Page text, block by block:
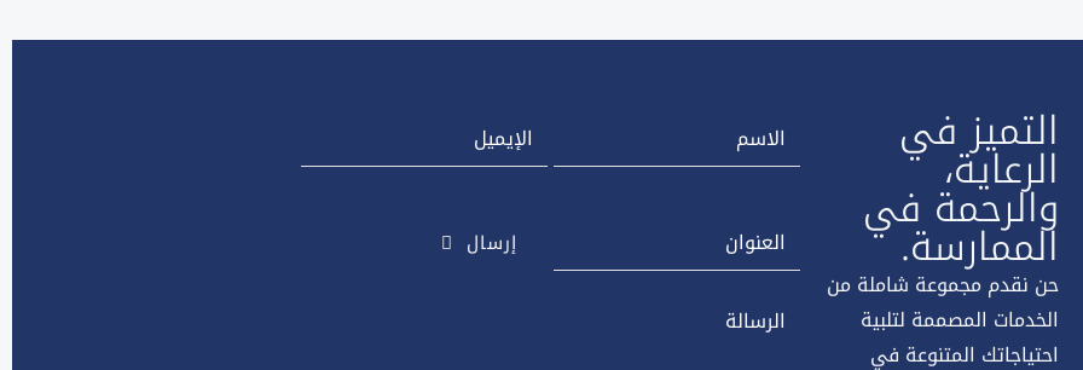
التميز في
الرعاية،
والرحمة في
الممارسة.
حن نقدم مجموعة شاملة من
الخدمات المصممة لتلبية
احتياجاتك المتنوعة في
إرسال